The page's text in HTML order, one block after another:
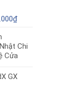
5.200.000₫.
₫Giá
là:
10.600.000₫.
Chi
Cửa
GX